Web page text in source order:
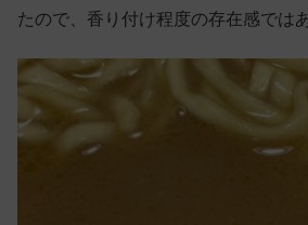
たので、香り付け程度の存在感では